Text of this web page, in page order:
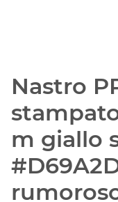
Nastro
m giallo